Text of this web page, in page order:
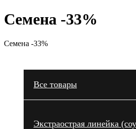
Семена -33%
Семена -33%
Все товары
Экстраострая линейка